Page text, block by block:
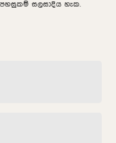
පහසුකම් සලසාදිය හැක.